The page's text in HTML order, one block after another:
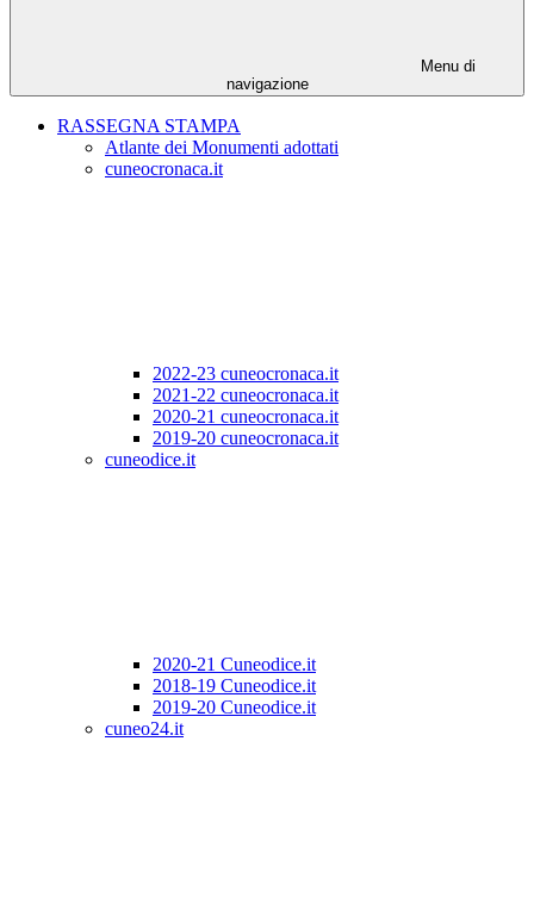
Menu di
navigazione
RASSEGNA STAMPA
Atlante dei Monumenti adottati
cuneocronaca.it
2022-23 cuneocronaca.it
2021-22 cuneocronaca.it
2020-21 cuneocronaca.it
2019-20 cuneocronaca.it
cuneodice.it
2020-21 Cuneodice.it
2018-19 Cuneodice.it
2019-20 Cuneodice.it
cuneo24.it